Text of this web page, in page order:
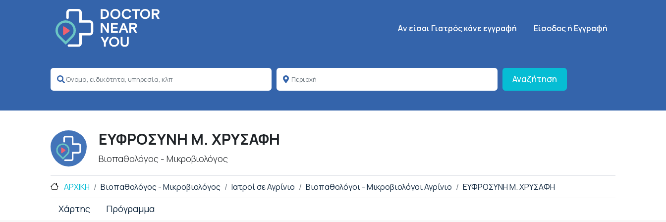
Κεντρική πλοήγηση
Aν είσαι Γιατρός κάνε εγγραφή SignUp Menu
Είσοδος ή Εγγραφή
Αναζήτηση
ΕΥΦΡΟΣΥΝΗ Μ. ΧΡΥΣΑΦΗ
Βιοπαθολόγος - Μικροβιολόγος
ΑΡΧΙΚΗ Βιοπαθολόγος - Μικροβιολόγος Ιατροί σε Αγρίνιο Βιοπαθολόγοι - Μικροβιολόγοι Αγρίνιο ΕΥΦΡΟΣΥΝΗ Μ. ΧΡΥΣΑΦΗ
Χάρτης Πρόγραμμα